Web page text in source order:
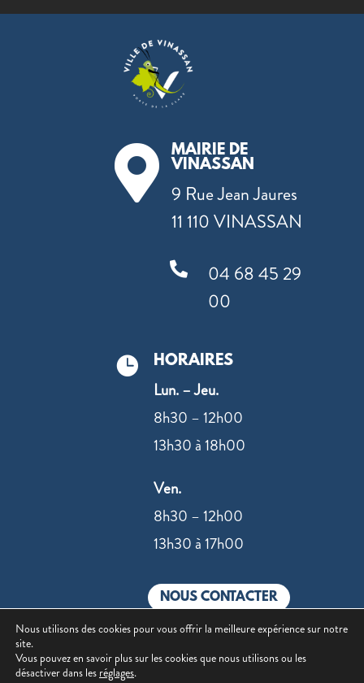

MAIRIE DE
VINASSAN
9 Rue Jean Jaures
11 110 VINASSAN

04 68 45 29
00
 HORAIRES
Lun. – Jeu.
8h30 – 12h00
13h30 à 18h00
Ven.
8h30 – 12h00
13h30 à 17h00
NOUS CONTACTER
Nous utilisons des cookies pour vous offrir la meilleure expérience sur notre
site.
Vous pouvez en savoir plus sur les cookies que nous utilisons ou les
désactiver dans les réglages.